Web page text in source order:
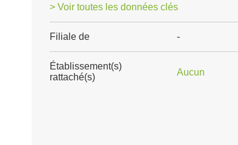
> Voir toutes les données clés
Filiale de -
Établissement(s)
rattaché(s)
Aucun